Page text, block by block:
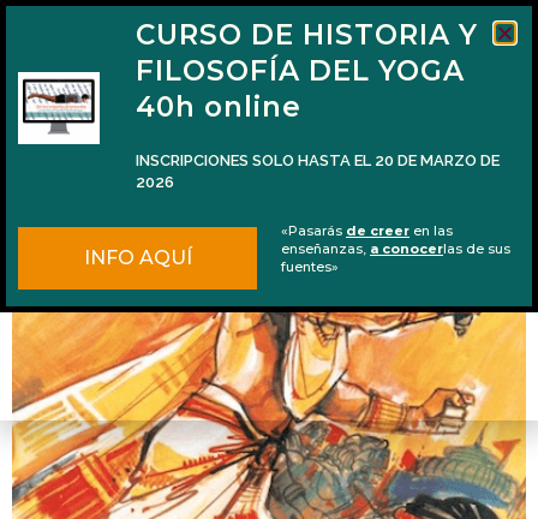
Tipología hindú de seres demoníacos
CURSO DE HISTORIA Y
FILOSOFÍA DEL YOGA
40h online
INSCRIPCIONES SOLO HASTA EL 20 DE MARZO DE
2026
INFO AQUÍ
«Pasarás de creer en las
enseñanzas, a conocerlas de sus
fuentes»